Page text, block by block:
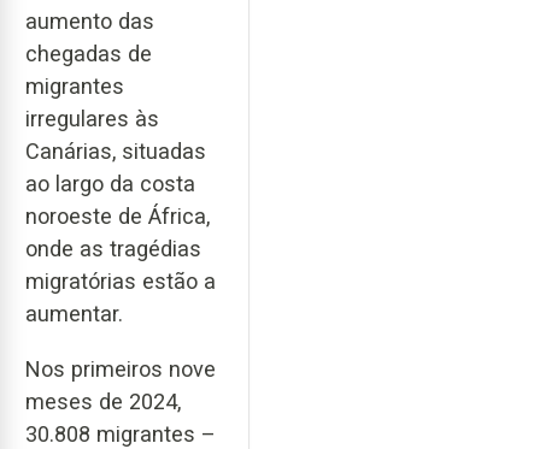
aumento das
chegadas de
migrantes
irregulares às
Canárias, situadas
ao largo da costa
noroeste de África,
onde as tragédias
migratórias estão a
aumentar.
Nos primeiros nove
meses de 2024,
30.808 migrantes –